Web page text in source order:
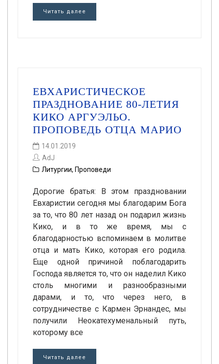
Читать далее
ЕВХАРИСТИЧЕСКОЕ
ПРАЗДНОВАНИЕ 80-ЛЕТИЯ
КИКО АРГУЭЛЬО.
ПРОПОВЕДЬ ОТЦА МАРИО
14.01.2019
AdJ
Литургии, Проповеди
Дорогие братья: В этом праздновании
Евхаристии сегодня мы благодарим Бога
за то, что 80 лет назад он подарил жизнь
Кико, и в то же время, мы с
благодарностью вспоминаем в молитве
отца и мать Кико, которая его родила.
Еще одной причиной поблагодарить
Господа является то, что он наделил Кико
столь многими и разнообразными
дарами, и то, что через него, в
сотрудничестве с Кармен Эрнандес, мы
получили Неокатехуменальный путь,
которому все
Читать далее